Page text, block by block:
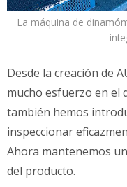
La máquina de
Desde la creación de
mucho esfuerzo en el
también hemos
inspeccionar
Ahora mantenemos
del producto.